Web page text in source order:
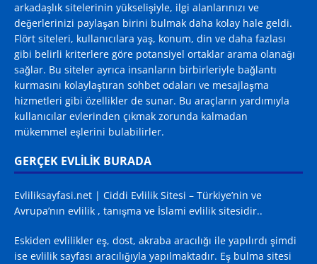
arkadaşlık sitelerinin yükselişiyle, ilgi alanlarınızı ve
değerlerinizi paylaşan birini bulmak daha kolay hale geldi.
Flört siteleri, kullanıcılara yaş, konum, din ve daha fazlası
gibi belirli kriterlere göre potansiyel ortaklar arama olanağı
sağlar. Bu siteler ayrıca insanların birbirleriyle bağlantı
kurmasını kolaylaştıran sohbet odaları ve mesajlaşma
hizmetleri gibi özellikler de sunar. Bu araçların yardımıyla
kullanıcılar evlerinden çıkmak zorunda kalmadan
mükemmel eşlerini bulabilirler.
GERÇEK EVLİLİK BURADA
Evliliksayfasi.net | Ciddi Evlilik Sitesi – Türkiye’nin ve
Avrupa’nın evlilik , tanışma ve İslami evlilik sitesidir..
Eskiden evlilikler eş, dost, akraba aracılığı ile yapılırdı şimdi
ise evlilik sayfası aracılığıyla yapılmaktadır. Eş bulma sitesi